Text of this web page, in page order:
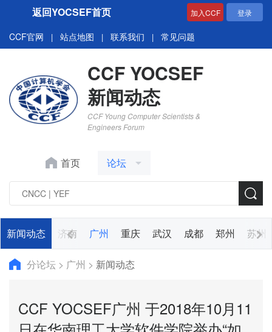
返回YOCSEF首页 加入CCF 登录
CCF官网 | 站点地图 | 联系我们 | 常见问题
CCF YOCSEF
新闻动态
CCF Young Computer Scientists &
Engineers Forum
首页 论坛
新闻动态
哈尔滨 济南 广州 重庆 武汉 成都 郑州 苏州
分论坛 > 广州 > 新闻动态
CCF YOCSEF广州 于2018年10月11